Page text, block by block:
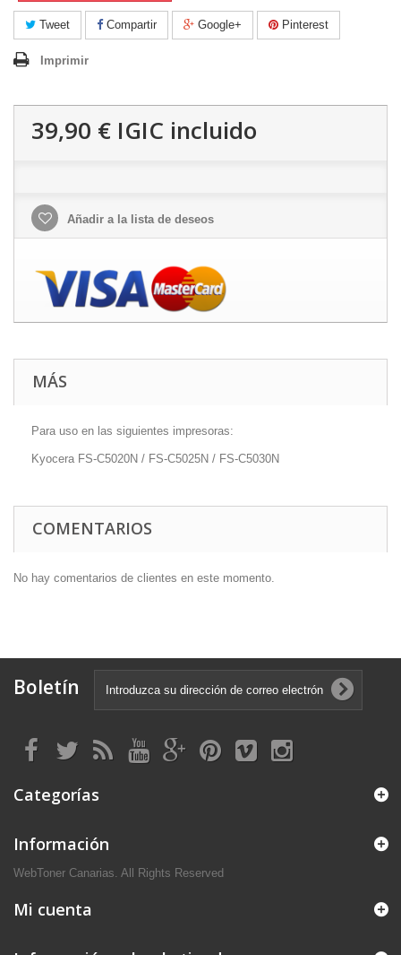
Tweet Compartir Google+ Pinterest
Imprimir
39,90 € IGIC incluido
Añadir a la lista de deseos
MÁS
Para uso en las siguientes impresoras:
Kyocera FS-C5020N / FS-C5025N / FS-C5030N
COMENTARIOS
No hay comentarios de clientes en este momento.
Boletín
Categorías
Información
WebToner Canarias. All Rights Reserved
Mi cuenta